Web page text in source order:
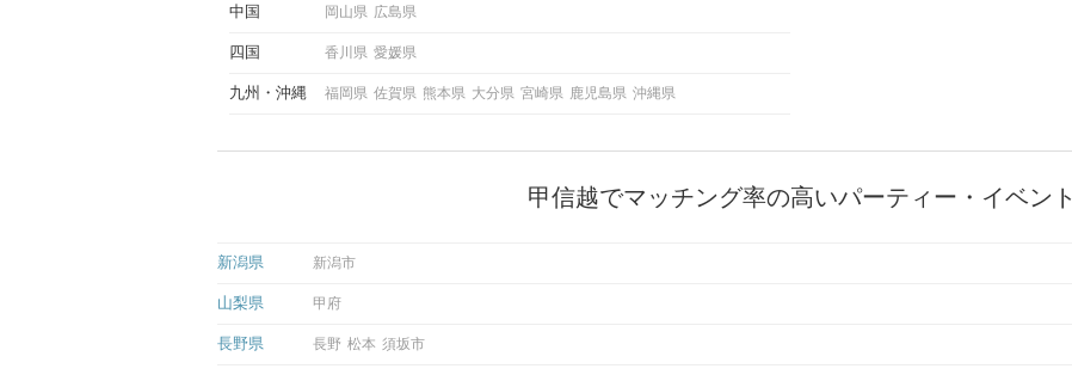
中国 岡山県 広島県
四国 香川県 愛媛県
九州 沖縄 福岡県 佐賀県 熊本県 大分県 宮崎県 鹿児島県 沖縄県
甲信越でマッチング率の高いパーティー・イベント
新潟県 新潟市
山梨県 甲府
長野県 長野 松本 須坂市